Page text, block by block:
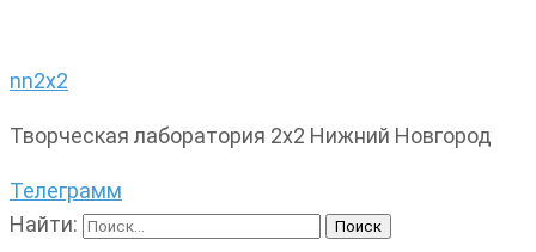
nn2x2
Творческая лаборатория 2х2 Нижний Новгород
Телеграмм
Найти: